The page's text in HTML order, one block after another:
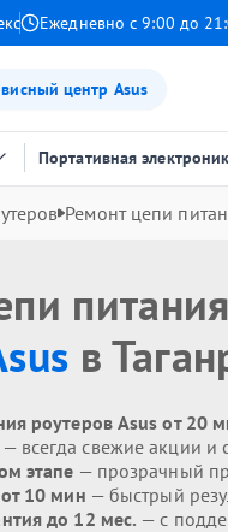
Ежедневно с 9:00 до
центр Asus
Портативная
Ремонт цепи
питания
в
роутеров Asus от 20
— всегда свежие акции и
этапе — прозрачный
10 мин — быстрый
до 12 мес. — с